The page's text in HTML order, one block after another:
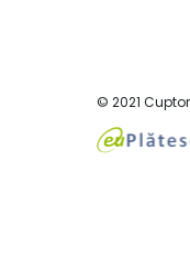
© 2021